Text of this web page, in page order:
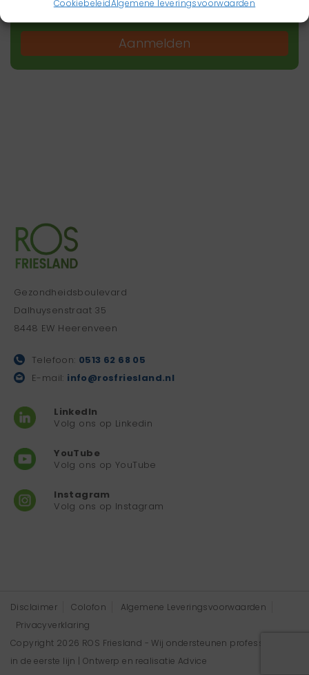
CookiebeleidAlgemene leveringsvoorwaarden
Aanmelden
Gezondheidsboulevard
Dalhuysenstraat 35
8448 EW Heerenveen
Telefoon: 0513 62 68 05
E-mail: info@rosfriesland.nl
LinkedIn
Volg ons op Linkedin
YouTube
Volg ons op YouTube
Instagram
Volg ons op Instagram
Disclaimer Colofon
Algemene Leveringsvoorwaarden
Privacyverklaring
Copyright 2026 ROS Friesland - Wij ondersteunen professionals
in de eerste lijn | Ontwerp en realisatie Advice